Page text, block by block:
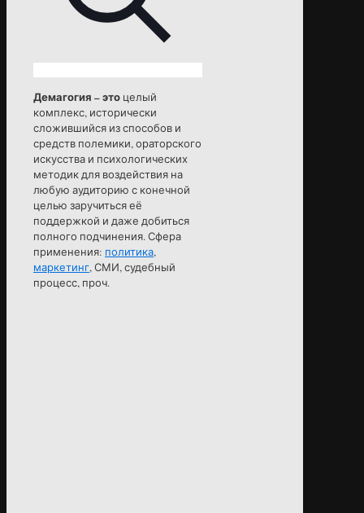
Демагогия – это целый
комплекс, исторически
сложившийся из способов и
средств полемики, ораторского
искусства и психологических
методик для воздействия на
любую аудиторию с конечной
целью заручиться её
поддержкой и даже добиться
полного подчинения. Сфера
применения: политика,
маркетинг, СМИ, судебный
процесс, проч.